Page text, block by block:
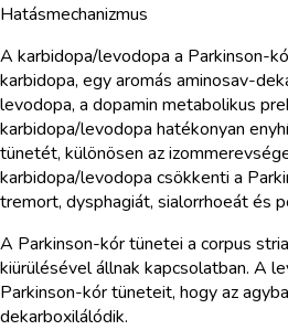
Hatásmechanizmus
A karbidopa/levodopa a Parkinson-
karbidopa, egy aromás aminosav-
levodopa, a dopamin metabolikus
karbidopa/levodopa hatékonyan
tünetét, különösen az
karbidopa/levodopa csökkenti a
tremort, dysphagiát, sialorrhoeát és
A Parkinson-kór tünetei a corpus
kiürülésével állnak kapcsolatban. A
Parkinson-kór tüneteit, hogy az
dekarboxilálódik.